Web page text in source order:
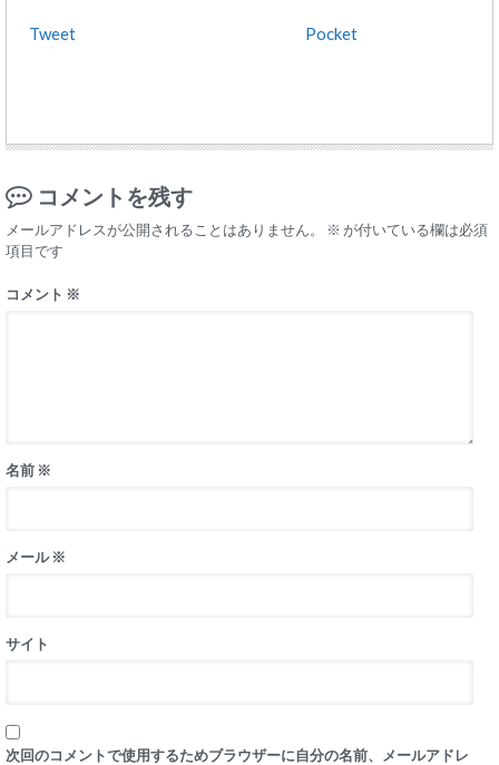
Tweet Pocket
コメントを残す
メールアドレスが公開されることはありません。 ※ が付いている欄は必須
項目です
コメント ※
名前 ※
メール※
サイト
次回のコメントで使用するためブラウザーに自分の名前、メールアドレ